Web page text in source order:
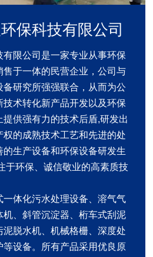
保科技有限公司
限公司是一家专业从事环保
于一体的民营企业，公司与
备研究所强强联合，从而为公
术转化新产品开发以及环保
供强有力的技术后盾,研发出
的成熟技术工艺和先进的处
生产设备和环保设备研发生
于环保、诚信敬业的高素质技
体化污水处理设备、溶气气
、斜管沉淀器、桁车式刮泥
脱水机、机械格栅、深度处
设备。所有产品采用优良原